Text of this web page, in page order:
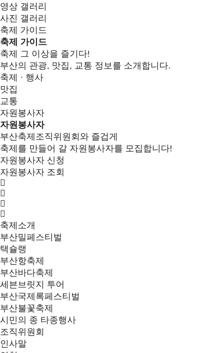
영상 갤러리
사진 갤러리
축제 가이드
축제 가이드
축제 그 이상을 즐기다!
부산의 관광, 맛집, 교통 정보를 소개합니다.
축제 · 행사
맛집
교통
자원봉사자
자원봉사자
부산축제조직위원회와 즐겁게
축제를 만들어 갈 자원봉사자를 모집합니다!
자원봉사자 신청
자원봉사자 조회
축제소개
부산밀페스티벌
택슐랭
부산항축제
부산바다축제
세븐브릿지 투어
부산국제록페스티벌
부산불꽃축제
시민의 종 타종행사
조직위원회
인사말